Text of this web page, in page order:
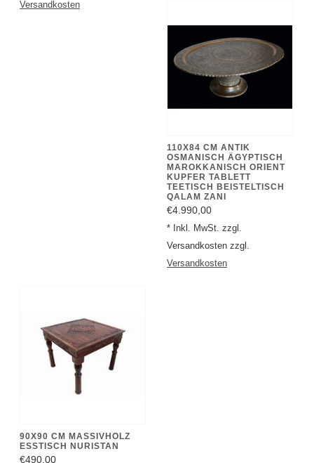
MAROKKANISCH ORIENT
KUPFER TABLETT
TEETISCH BEISTELTISCH
QALAM ZANI
€4.990,00
* Inkl. MwSt. zzgl.
Versandkosten zzgl.
Versandkosten
€490,00
* Inkl. MwSt. zzgl.